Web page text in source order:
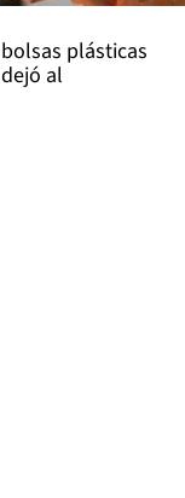
plásticas
al